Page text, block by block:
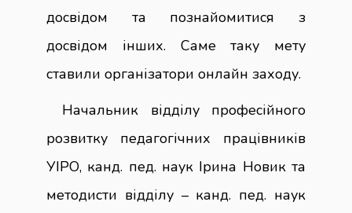
досвідом та познайомитися з
досвідом інших. Саме таку мету
ставили організатори онлайн заходу.
Начальник відділу професійного
розвитку педагогічних працівників
УІРО, канд. пед. наук Ірина Новик та
методисти відділу – канд. пед. наук